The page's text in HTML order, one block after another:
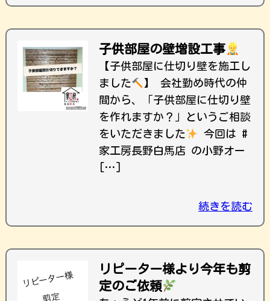
子供部屋の壁増設工事
【子供部屋に仕切り壁を施工し
ました
】 会社勤め時代の仲
間から、「子供部屋に仕切り壁
を作れますか？」というご相談
をいただきました
今回は #
家工房長野白馬店 の小野オー
[…]
続きを読む
リピーター様より今年も剪
定のご依頼